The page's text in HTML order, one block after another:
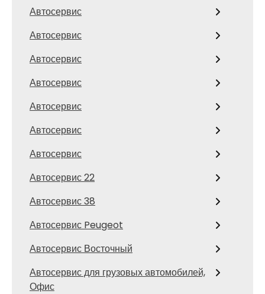
Автосервис
Автосервис
Автосервис
Автосервис
Автосервис
Автосервис
Автосервис
Автосервис 22
Автосервис 38
Автосервис Peugeot
Автосервис Восточный
Автосервис для грузовых автомобилей,
Офис